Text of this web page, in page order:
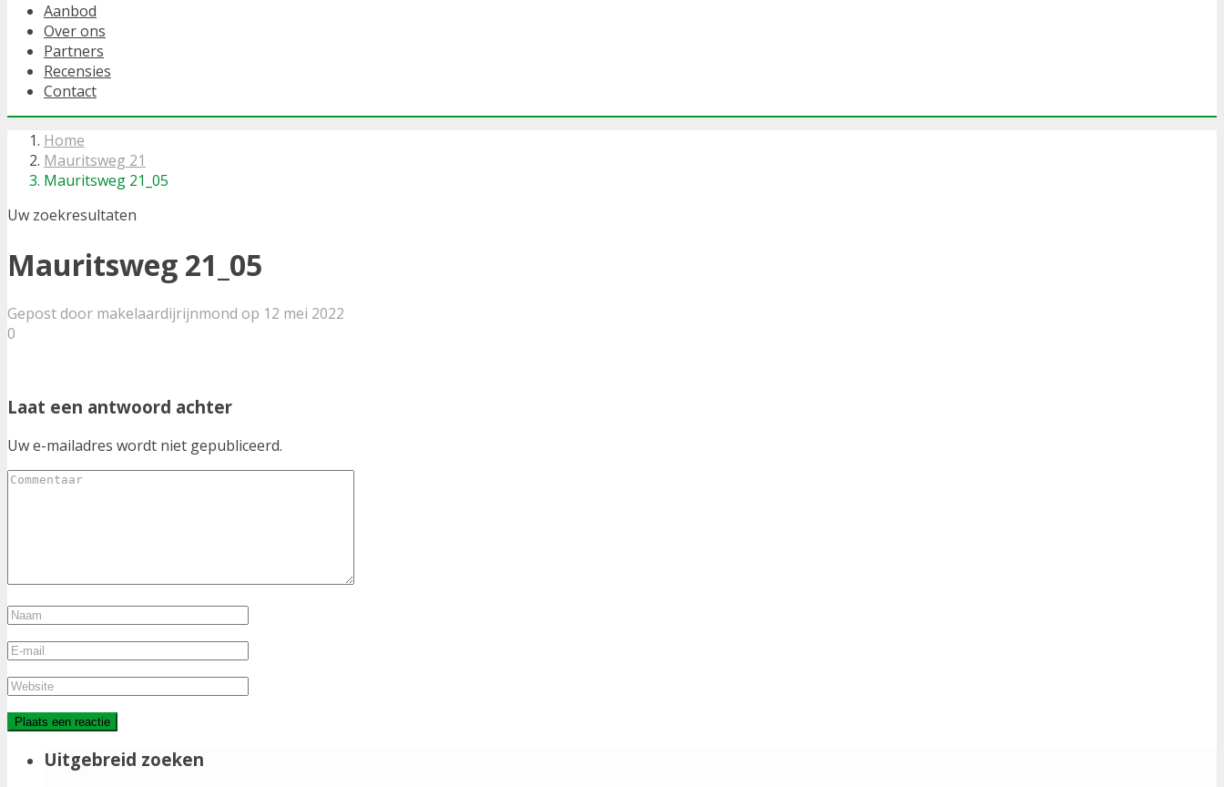
Aanbod
Over ons
Partners
Recensies
Contact
Home
Mauritsweg 21
Mauritsweg 21_05
Uw zoekresultaten
Mauritsweg 21_05
Gepost door makelaardijrijnmond op 12 mei 2022
0
Laat een antwoord achter
Uw e-mailadres wordt niet gepubliceerd.
Uitgebreid zoeken